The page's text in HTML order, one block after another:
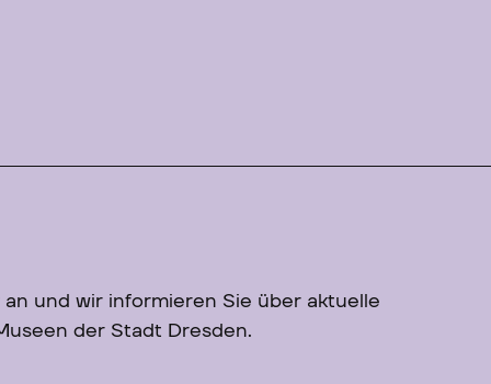
und wir informieren Sie über aktuelle
der Stadt Dresden.